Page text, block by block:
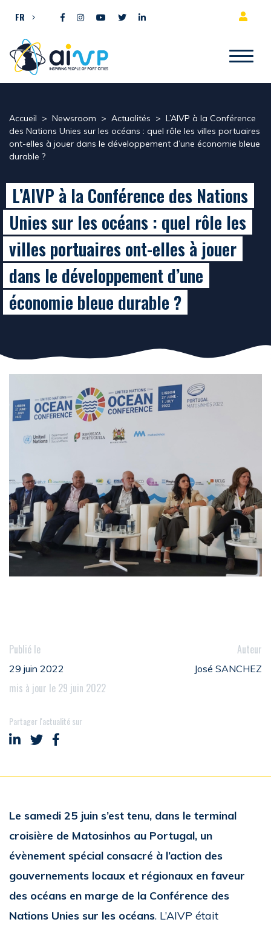
FR
Accueil > Newsroom > Actualités > L’AIVP à la Conférence
des Nations Unies sur les océans : quel rôle les villes portuaires
ont-elles à jouer dans le développement d’une économie bleue
durable ?
L’AIVP à la Conférence des Nations
Unies sur les océans : quel rôle les
villes portuaires ont-elles à jouer
dans le développement d’une
économie bleue durable ?
Publié le
29 juin 2022
mis à jour le 29 juin 2022
Auteur
José SANCHEZ
Partager l'actualité sur
Partager sur LinkedIn
Partager sur Twitter
Partager sur Facebook
Le samedi 25 juin s’est tenu, dans le terminal
croisière de Matosinhos au Portugal, un
évènement spécial consacré à l’action des
gouvernements locaux et régionaux en faveur
des océans en marge de la Conférence des
Nations Unies sur les océans. L’AIVP était